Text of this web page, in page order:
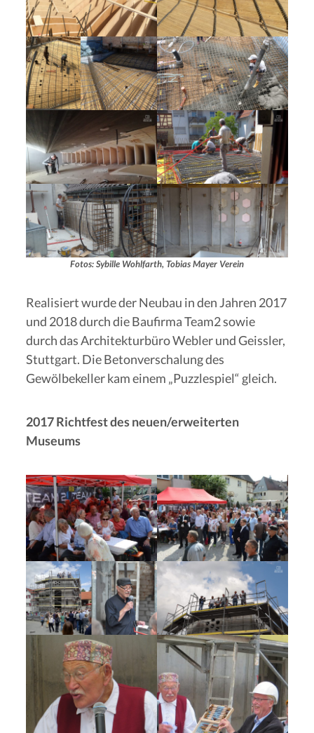
Fotos: Sybille Wohlfarth, Tobias Mayer Verein
Realisiert wurde der Neubau in den Jahren 2017
und 2018 durch die Baufirma Team2 sowie
durch das Architekturbüro Webler und Geissler,
Stuttgart. Die Betonverschalung des
Gewölbekeller kam einem „Puzzlespiel“ gleich.
2017 Richtfest des neuen/erweiterten
Museums